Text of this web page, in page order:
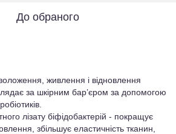
До обраного
живлення і відновлення
за шкірним бар’єром за допомогою
лізату біфідобактерій - покращує
збільшує еластичність тканин,